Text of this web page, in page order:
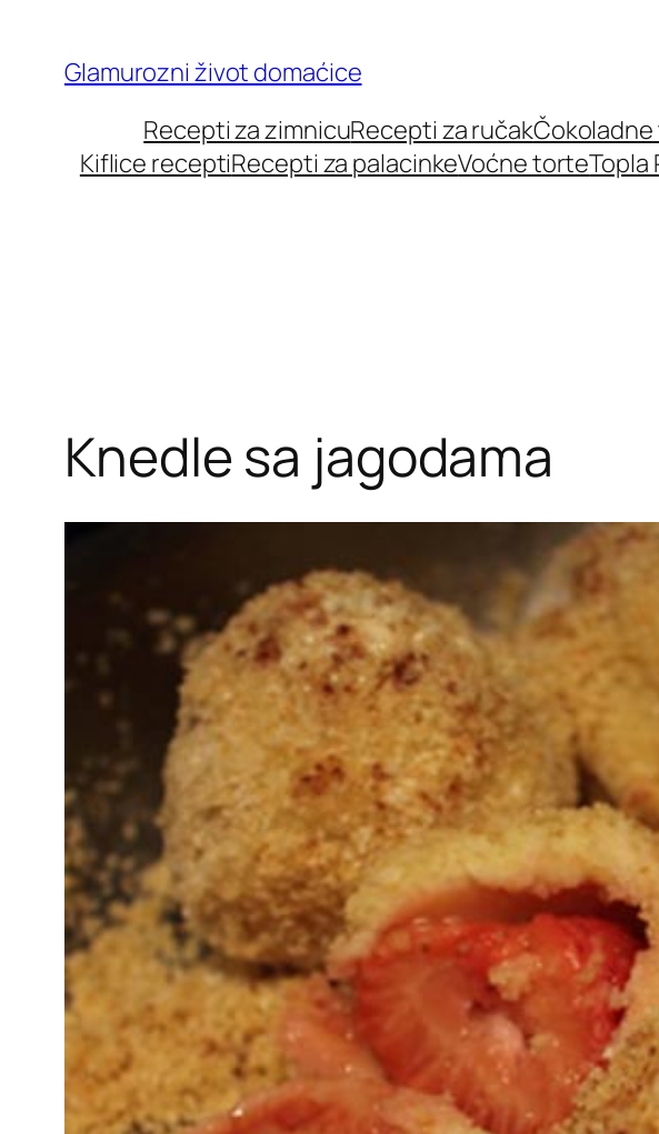
content
Glamurozni život domaćice
Recepti za zimnicuRecepti za ručak
Kiflice receptiRecepti za palacinkeVoćne torteTopla
Knedle sa jagodama